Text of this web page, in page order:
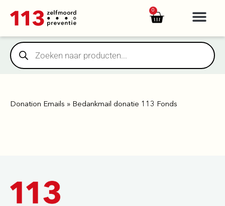
0
Donation Emails » Bedankmail donatie 113 Fonds